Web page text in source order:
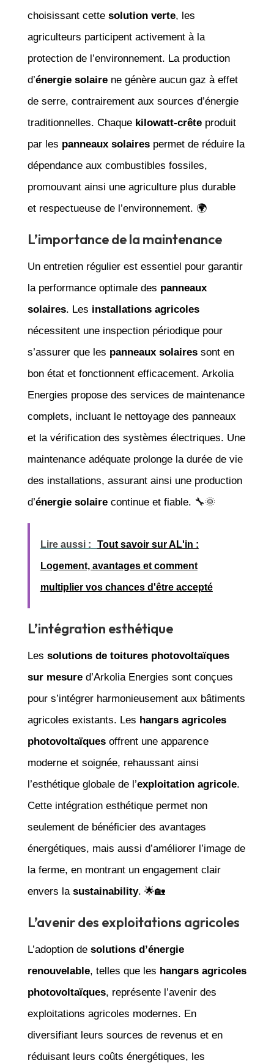
choisissant cette solution verte, les
agriculteurs participent activement à la
protection de l’environnement. La production
d’énergie solairene génère aucun gaz à effet
de serre, contrairement aux sources d’énergie
traditionnelles. Chaque kilowatt-crêteproduit
par les panneaux solairespermet de réduire la
dépendance aux combustibles fossiles,
promouvant ainsi une agriculture plus durable
et respectueuse de l’environnement. 🌍
L’importance de la maintenance
Un entretien régulier est essentiel pour garantir
la performance optimale des panneaux
solaires. Les installations agricoles
nécessitent une inspection périodique pour
s’assurer que les panneaux solairessont en
bon état et fonctionnent efficacement. Arkolia
Energies propose des services de maintenance
complets, incluant le nettoyage des panneaux
et la vérification des systèmes électriques. Une
maintenance adéquate prolonge la durée de vie
des installations, assurant ainsi une production
d’énergie solairecontinue et fiable. 🔧🌞
Lire aussi : Tout savoir sur AL'in :
Logement, avantages et comment
multiplier vos chances d'être accepté
L’intégration esthétique
Les solutions de toitures photovoltaïques
sur mesured’Arkolia Energies sont conçues
pour s’intégrer harmonieusement aux bâtiments
agricoles existants. Les hangars agricoles
photovoltaïquesoffrent une apparence
moderne et soignée, rehaussant ainsi
l’esthétique globale de l’exploitation agricole.
Cette intégration esthétique permet non
seulement de bénéficier des avantages
énergétiques, mais aussi d’améliorer l’image de
la ferme, en montrant un engagement clair
envers la sustainability. 🌟🏡
L’avenir des exploitations agricoles
L’adoption de solutions d’énergie
renouvelable, telles que les hangars agricoles
photovoltaïques, représente l’avenir des
exploitations agricoles modernes. En
diversifiant leurs sources de revenus et en
réduisant leurs coûts énergétiques, les